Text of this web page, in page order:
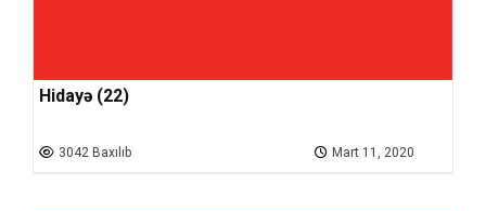
Hidayə (22)
3042 Baxılıb Mart 11, 2020